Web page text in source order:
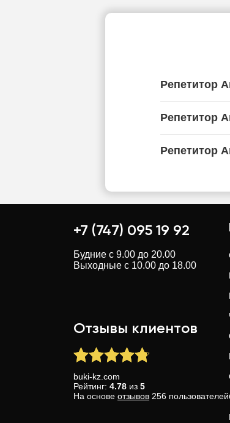
Репетитор
Репетитор
Репетитор
+7 (747) 095 19 92
Будние с 9.00 до 20.00
Выходные с 10.00 до 18.00
Отзывы клиентов
buki-kz.com
Рейтинг: 4.78 из 5
На основе отзывов 256 пользователей